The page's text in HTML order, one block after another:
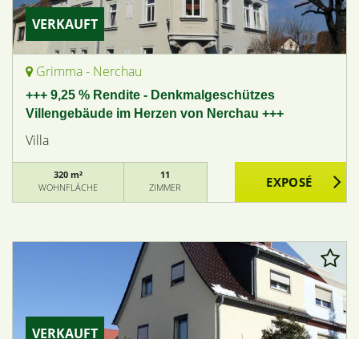
VERKAUFT
Grimma - Nerchau
+++ 9,25 % Rendite - Denkmalgeschützes
Villengebäude im Herzen von Nerchau +++
Villa
320 m²
WOHNFLÄCHE
11
ZIMMER
VERKAUFT